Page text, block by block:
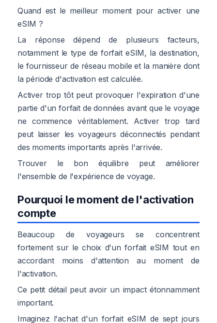
Quand est le meilleur moment pour activer une
eSIM ?
La réponse dépend de plusieurs facteurs,
notamment le type de forfait eSIM, la destination,
le fournisseur de réseau mobile et la manière dont
la période d'activation est calculée.
Activer trop tôt peut provoquer l'expiration d'une
partie d'un forfait de données avant que le voyage
ne commence véritablement. Activer trop tard
peut laisser les voyageurs déconnectés pendant
des moments importants après l'arrivée.
Trouver le bon équilibre peut améliorer
l'ensemble de l'expérience de voyage.
Pourquoi le moment de l'activation
compte
Beaucoup de voyageurs se concentrent
fortement sur le choix d'un forfait eSIM tout en
accordant moins d'attention au moment de
l'activation.
Ce petit détail peut avoir un impact étonnamment
important.
Imaginez l'achat d'un forfait eSIM de sept jours